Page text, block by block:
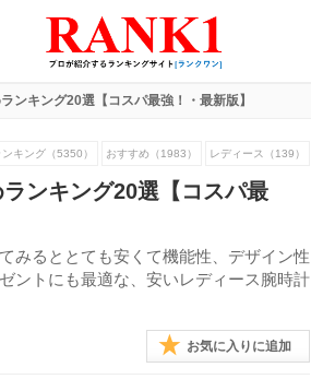
ンキング20選【コスパ最強！・最新版】
ンキング（5350） おすすめ（1983） レディース（139）
ンキング20選【コスパ最
みるととても安くて機能性、デザイン性
ントにも最適な、安いレディース腕時計
お気に入りに追加